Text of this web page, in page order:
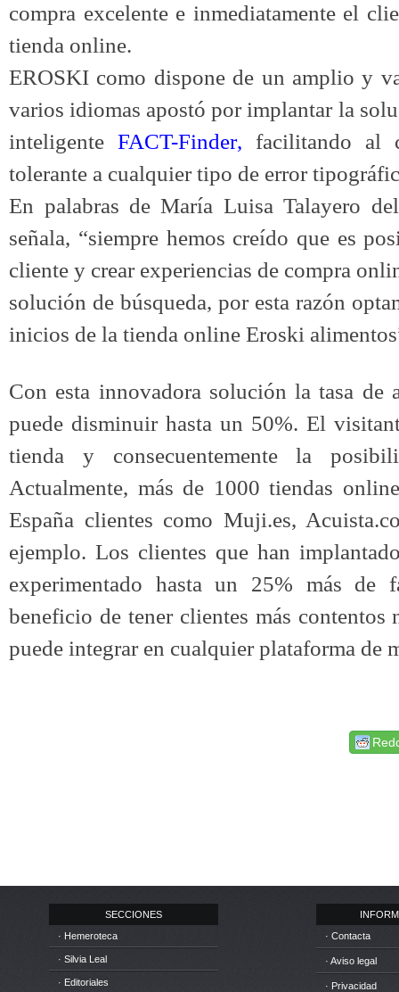
compra excelente e inmediatamente el
tienda online.
EROSKI como dispone de un amplio y
varios idiomas apostó por implantar la
inteligente FACT-Finder, facilitando al
tolerante a cualquier tipo de error
En palabras deMaría Luisa Talayero
señala, “siempre hemos creído que es
cliente y crear experiencias de compra
solución de búsqueda, por esta razón
inicios de la tienda online Eroski
Con esta innovadora solución la tasa de
puede disminuir hasta un 50%. El
tienda y consecuentemente la
Actualmente, más de 1000 tiendas
España clientes como Muji.es,
ejemplo. Los clientes que han
experimentado hasta un 25% más de
beneficio de tener clientes más contentos
puede integrar en cualquier plataforma de
SECCIONES
· Hemeroteca
· Silvia Leal
· Editoriales
· Contacta
· Aviso legal
· Privacidad